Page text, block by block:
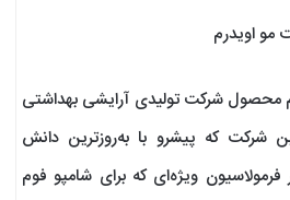
محصول شرکت تولیدی آرایشی بهداشتی
شرکت که پیشرو با به‌روزترین دانش
ویژه‌ای که برای شامپو فوم